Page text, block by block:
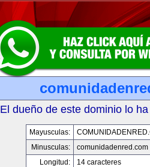
El dueño de este dominio lo
Mayusculas:
Minusculas:
comunidadenred.com
Longitud:
14 caracteres